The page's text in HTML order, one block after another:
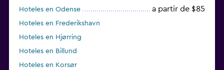
Hoteles en Odense a partir de $85
Hoteles en Frederikshavn
Hoteles en Hjørring
Hoteles en Billund
Hoteles en Korsør